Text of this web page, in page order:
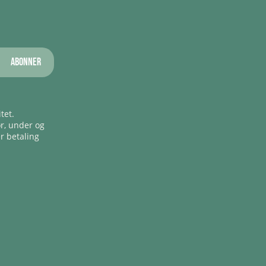
Abonner
under og
betaling